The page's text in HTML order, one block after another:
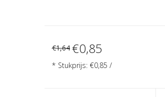
€1,64 €0,85
* Stukprijs: €0,85 /